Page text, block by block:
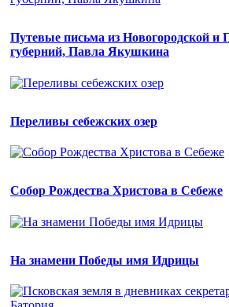
Путевые письма из Новогородской и
губерний, Павла Якушкина
Переливы себежских озер
Собор Рождества Христова в Себеже
На знамени Победы имя Идрицы